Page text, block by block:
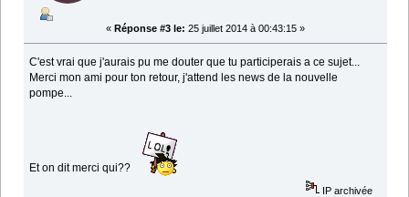
« Réponse #3 le: 25 juillet 2014 à 00:43:15 »
C'est vrai que j'aurais pu me douter que tu participerais a ce sujet...
Merci mon ami pour ton retour, j'attend les news de la nouvelle
pompe...
Et on dit merci qui??
IP archivée